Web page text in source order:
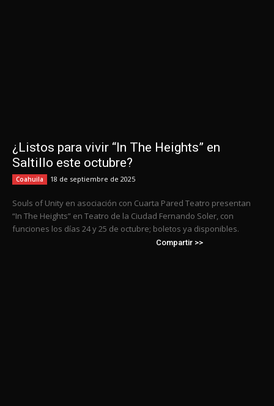
¿Listos para vivir “In The Heights” en
Saltillo este octubre?
Coahuila 18 de septiembre de 2025
Souls of Unity en asociación con Cuarta Pared Teatro presentan
“In The Heights” en Teatro de la Ciudad Fernando Soler, con
funciones los días 24 y 25 de octubre; boletos ya disponibles.
Compartir >>